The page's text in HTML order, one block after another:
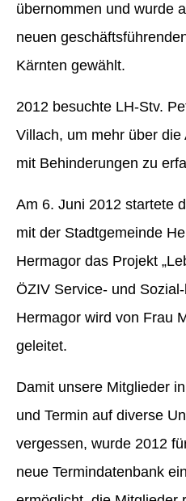
übernommen und wurde
neuen
Kärnten gewählt.
2012 besuchte LH-Stv.
Villach, um mehr über
mit Behinderungen zu
Am 6. Juni 2012 startete
mit der Stadtgemeinde
Hermagor das Projekt
ÖZIV Service- und
Hermagor wird von Frau
geleitet.
Damit unsere Mitglieder
und Termin auf diverse
vergessen, wurde 2012
neue Termindatenbank